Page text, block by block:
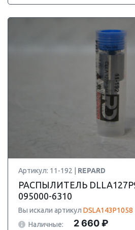
Артикул: 11-192 | REPARD
РАСПЫЛИТЕЛЬ
095000-6310
Вы искали артикул DSLA143P1058
Наличные:
2 660 ₽